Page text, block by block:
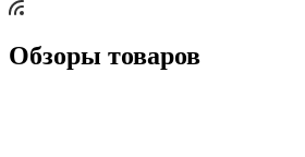
Обзоры товаров